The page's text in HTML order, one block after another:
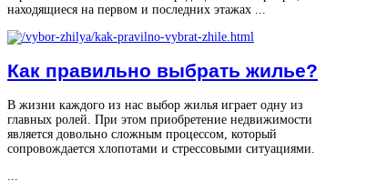
находящиеся на первом и последних этажах ...
Как правильно выбрать жилье?
В жизни каждого из нас выбор жилья играет одну из
главных ролей. При этом приобретение недвижимости
является довольно сложным процессом, который
сопровождается хлопотами и стрессовыми ситуациями.